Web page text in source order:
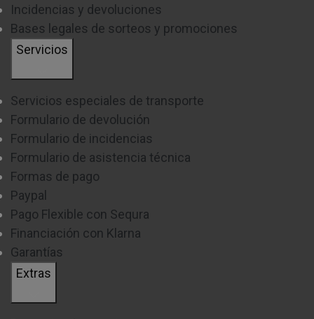
Incidencias y devoluciones
Bases legales de sorteos y promociones
Servicios
Servicios especiales de transporte
Formulario de devolución
Formulario de incidencias
Formulario de asistencia técnica
Formas de pago
Paypal
Pago Flexible con Sequra
Financiación con Klarna
Garantías
Extras